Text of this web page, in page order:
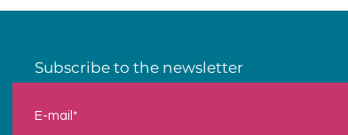
Subscribe to the newsletter
E-mail*